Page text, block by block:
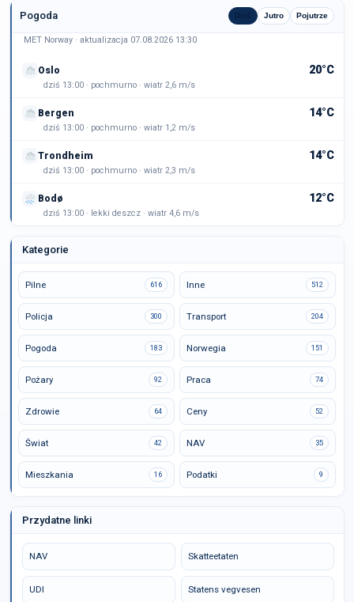
Pogoda Dziś Jutro Pojutrze
MET Norway · aktualizacja 07.08.2026 13:30
Oslo 20°C
dziś 13:00 · pochmurno · wiatr 2,6 m/s
Bergen 14°C
dziś 13:00 · pochmurno · wiatr 1,2 m/s
Trondheim 14°C
dziś 13:00 · pochmurno · wiatr 2,3 m/s
Bodø 12°C
dziś 13:00 · lekki deszcz · wiatr 4,6 m/s
Kategorie
Pilne 616 Inne 512
Policja 300 Transport 204
Pogoda 183 Norwegia 151
Pożary 92 Praca 74
Zdrowie 64 Ceny 52
Świat 42 NAV 35
Mieszkania 16 Podatki 9
Przydatne linki
NAV Skatteetaten
UDI Statens vegvesen